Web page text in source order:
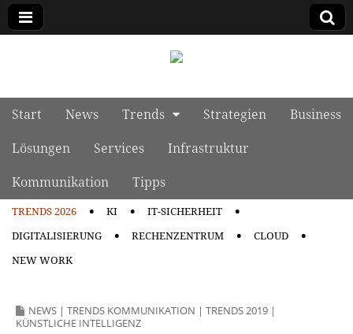
Main menu
Skip to content
Start News Trends Strategien
Business
Lösungen
Services
Infrastruktur
Kommunikation
Tipps
TRENDS 2026 KI
IT-SICHERHEIT
DIGITALISIERUNG
RECHENZENTRUM
CLOUD
NEW WORK
NEWS | TRENDS KOMMUNIKATION | TRENDS 2019 |
KÜNSTLICHE INTELLIGENZ